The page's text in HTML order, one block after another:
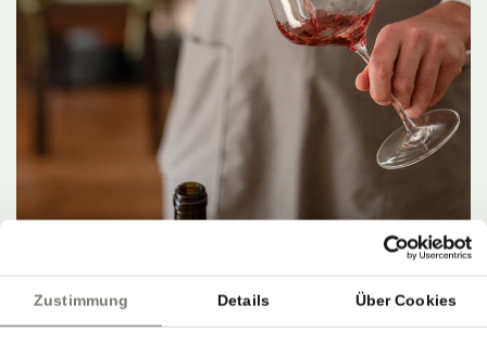
Zustimmung Details Über Cookies